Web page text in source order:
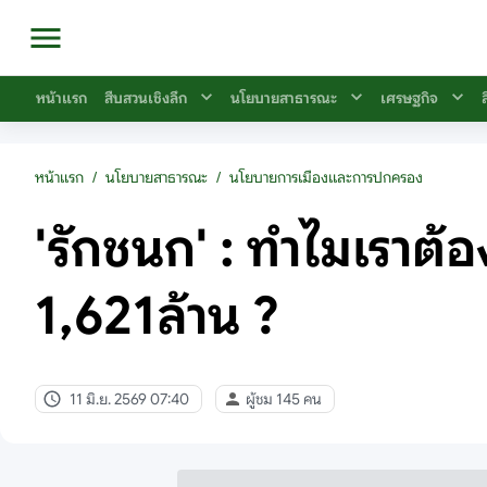
หน้าแรก สืบสวนเชิงลึก นโยบายสาธารณะ เศรษฐกิจ
หน้าแรก / นโยบายสาธารณะ / นโยบายการเมืองและการปกครอง
'รักชนก' : ทำไมเรา
1,621ล้าน ?
11 มิ.ย. 2569 07:40 ผู้ชม 145 คน